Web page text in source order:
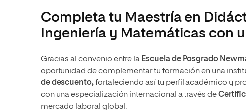
Completa tu Maestría en
Ingeniería y Matemáticas con
Gracias al convenio entre la Escuela de Posgrado
oportunidad de complementar tu formación en una
de descuento,fortaleciendo así tu perfil académico y
con una especialización internacional a través de
mercado laboral global.